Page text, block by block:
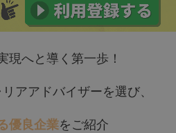
現へと導く第一歩！
アアドバイザーを選び、
優良企業をご紹介